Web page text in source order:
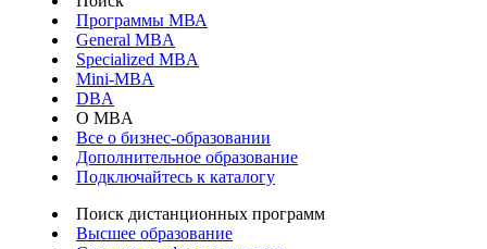
Программы МВА
General MBA
Specialized MBA
Mini-MBA
DBA
О MBA
Все о бизнес-образовании
Дополнительное образование
Подключайтесь к каталогу
Поиск дистанционных программ
Высшее образование